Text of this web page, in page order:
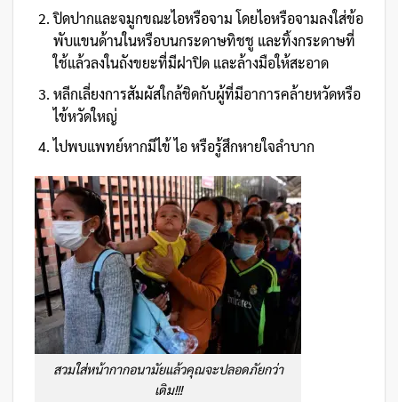
ปิดปากและจมูกขณะไอหรือจาม โดยไอหรือจามลงใส่ข้อ
พับแขนด้านในหรือบนกระดาษทิชชู และทิ้งกระดาษที่
ใช้แล้วลงในถังขยะที่มีฝาปิด และล้างมือให้สะอาด
หลีกเลี่ยงการสัมผัสใกล้ชิดกับผู้ที่มีอาการคล้ายหวัดหรือ
ไข้หวัดใหญ่
ไปพบแพทย์หากมีไข้ ไอ หรือรู้สึกหายใจลำบาก
สวมใส่หน้ากากอนามัยแล้วคุณจะปลอดภัยกว่า
เดิม!!!